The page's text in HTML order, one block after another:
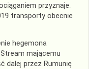
przyznaje.
transporty obecnie
hegemona
mającemu
dalej przez Rumunię